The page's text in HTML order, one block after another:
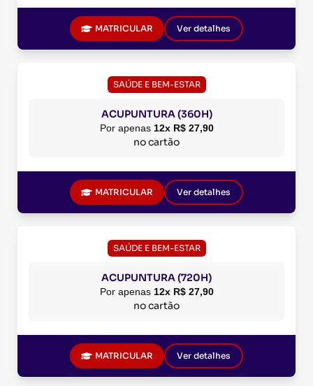
MATRICULAR Ver detalhes
SAÚDE E BEM-ESTAR
ACUPUNTURA (360H)
Por apenas 12x R$ 27,90
no cartão
MATRICULAR Ver detalhes
SAÚDE E BEM-ESTAR
ACUPUNTURA (720H)
Por apenas 12x R$ 27,90
no cartão
MATRICULAR Ver detalhes